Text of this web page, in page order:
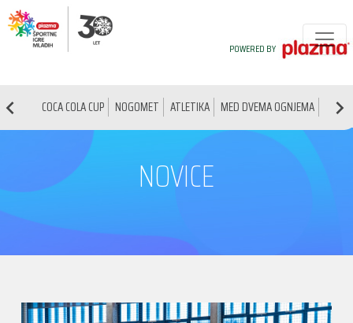
COCA COLA CUP NOGOMET ATLETIKA MED DVEMA OGNJEMA
POWERED BY
NOVICE